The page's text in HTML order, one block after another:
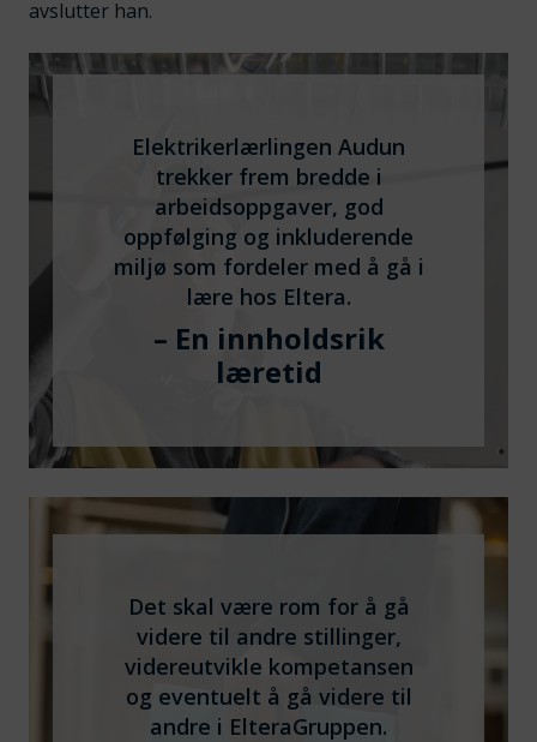
avslutter han.
Elektrikerlærlingen Audun
trekker frem bredde i
arbeidsoppgaver, god
oppfølging og inkluderende
miljø som fordeler med å gå i
lære hos Eltera.
– En innholdsrik
læretid
Det skal være rom for å gå
videre til andre stillinger,
videreutvikle kompetansen
og eventuelt å gå videre til
andre i ElteraGruppen.